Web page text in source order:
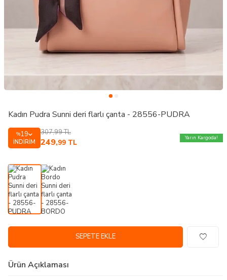
Kadın Pudra Sunni deri flarlı çanta - 28556-PUDRA
%19
İNDIRIM
307,99TL
249,99 TL
Yarın Kargoda!
SEPETE EKLE
Ürün Açıklaması